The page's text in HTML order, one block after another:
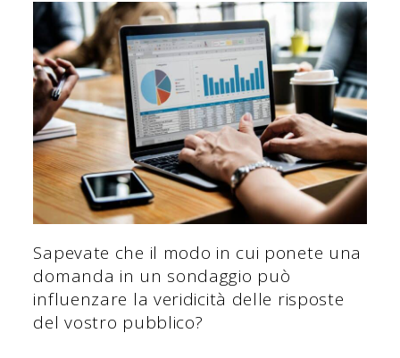
Sapevate che il modo in cui ponete una
domanda in un sondaggio può
influenzare la veridicità delle risposte
del vostro pubblico?